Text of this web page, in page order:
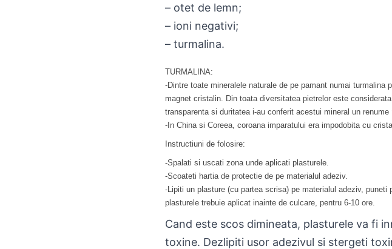
– otet de lemn;
– ioni negativi;
– turmalina.
TURMALINA:
-Dintre toate mineralele naturale de pe pamant numai
magnet cristalin. Din toata diversitatea pietrelor este
transparenta si duritatea i-au conferit acestui mineral un renume
-In China si Coreea, coroana imparatului era impodobita cu
Instructiuni de folosire:
-Spalati si uscati zona unde aplicati plasturele.
-Scoateti hartia de protectie de pe materialul adeziv.
-Lipiti un plasture (cu partea scrisa) pe materialul adeziv,
plasturele trebuie aplicat inainte de culcare, pentru 6-10 ore.
Cand este scos dimineata, plasturele va fi
toxine. Dezlipiti usor adezivul si stergeti